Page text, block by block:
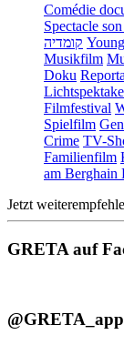
Comédie
Spectacle
קומדיה
Musikfilm
Doku
Filmfestival
Spielfilm
Crime TV-
Familienfilm
am Berghain
Jetzt
GRETA auf